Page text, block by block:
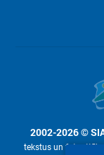
2002-2026 ©
tekstus un